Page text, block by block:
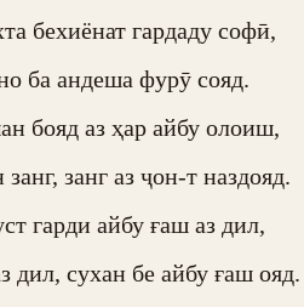
бехиёнат гардаду софӣ,
ба андеша фурӯ сояд.
бояд аз ҳар айбу олоиш,
занг аз ҷон-т наздояд.
гарди айбу ғаш аз дил,
дил, сухан бе айбу ғаш ояд.